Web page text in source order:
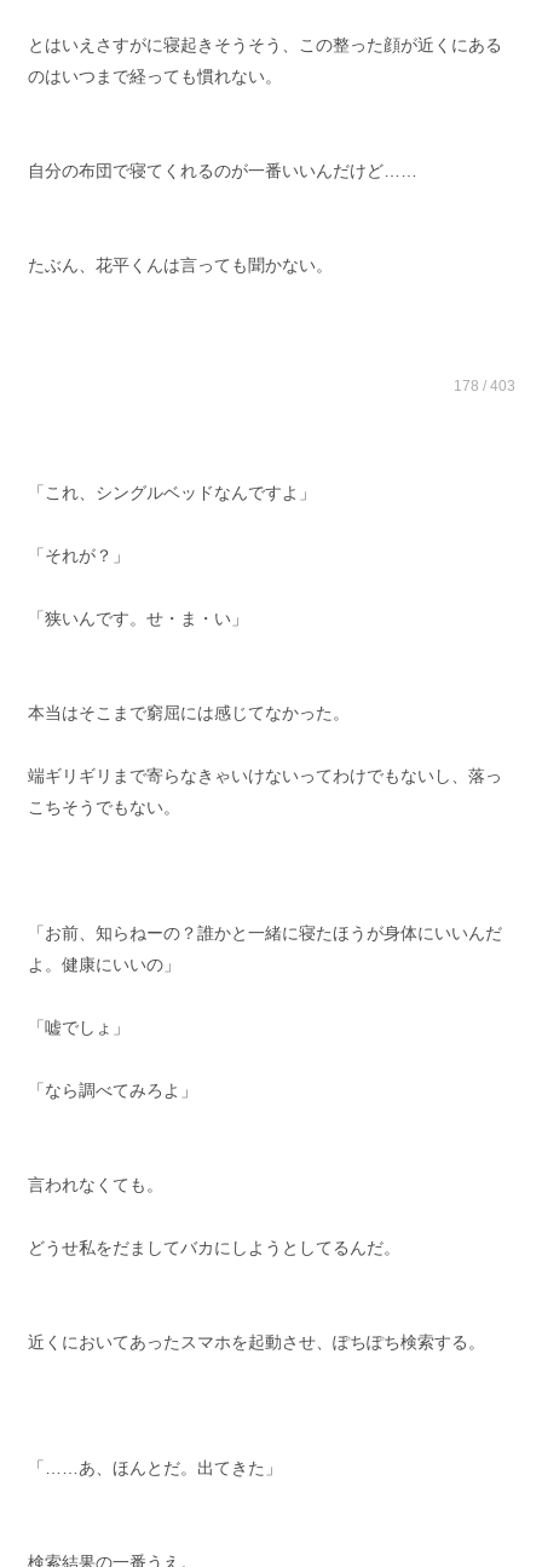
とはいえさすがに寝起きそうそう、この整った顔が近くにある
のはいつまで経っても慣れない。
自分の布団で寝てくれるのが一番いいんだけど……
たぶん、花平くんは言っても聞かない。
178 / 403
「これ、シングルベッドなんですよ」
「それが？」
「狭いんです。せ・ま・い」
本当はそこまで窮屈には感じてなかった。
端ギリギリまで寄らなきゃいけないってわけでもないし、落っ
こちそうでもない。
「お前、知らねーの？誰かと一緒に寝たほうが身体にいいんだ
よ。健康にいいの」
「嘘でしょ」
「なら調べてみろよ」
言われなくても。
どうせ私をだましてバカにしようとしてるんだ。
近くにおいてあったスマホを起動させ、ぽちぽち検索する。
「……あ、ほんとだ。出てきた」
検索結果の一番うえ。